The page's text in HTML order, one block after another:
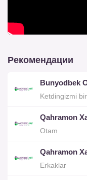
Рекомендации
Bunyodbek
Ketdingizmi
Qahramon
Otam
Qahramon
Erkaklar